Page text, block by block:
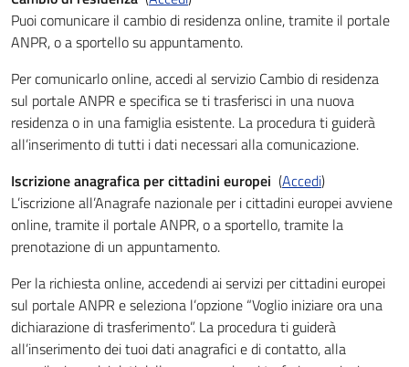
Puoi comunicare il cambio di residenza online, tramite il portale
ANPR, o a sportello su appuntamento.
Per comunicarlo online, accedi al servizio Cambio di residenza
sul portale ANPR e specifica se ti trasferisci in una nuova
residenza o in una famiglia esistente. La procedura ti guiderà
all’inserimento di tutti i dati necessari alla comunicazione.
Iscrizione anagrafica per cittadini europei (Accedi)
L’iscrizione all’Anagrafe nazionale per i cittadini europei avviene
online, tramite il portale ANPR, o a sportello, tramite la
prenotazione di un appuntamento.
Per la richiesta online, accedendi ai servizi per cittadini europei
sul portale ANPR e seleziona l’opzione “Voglio iniziare ora una
dichiarazione di trasferimento”. La procedura ti guiderà
all’inserimento dei tuoi dati anagrafici e di contatto, alla